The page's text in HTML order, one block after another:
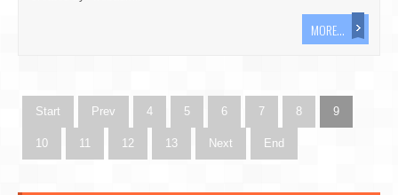
MORE...
Start Prev 4 5 6 7 8 9
10 11 12 13 Next End